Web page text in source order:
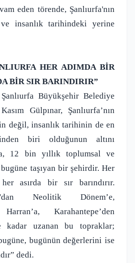
eden törende, Şanlıurfa'nın
insanlık tarihindeki yerine
HER ADIMDA BİR
BİR SIR BARINDIRIR”
Büyükşehir Belediye
Gülpınar, Şanlıurfa’nın
değil, insanlık tarihinin de en
biri olduğunun altını
12 bin yıllık toplumsal ve
taşıyan bir şehirdir. Her
asırda bir sır barındırır.
Neolitik Dönem’e,
Karahantepe’den
kadar uzanan bu topraklar;
bugünün değerlerini ise
dedi.